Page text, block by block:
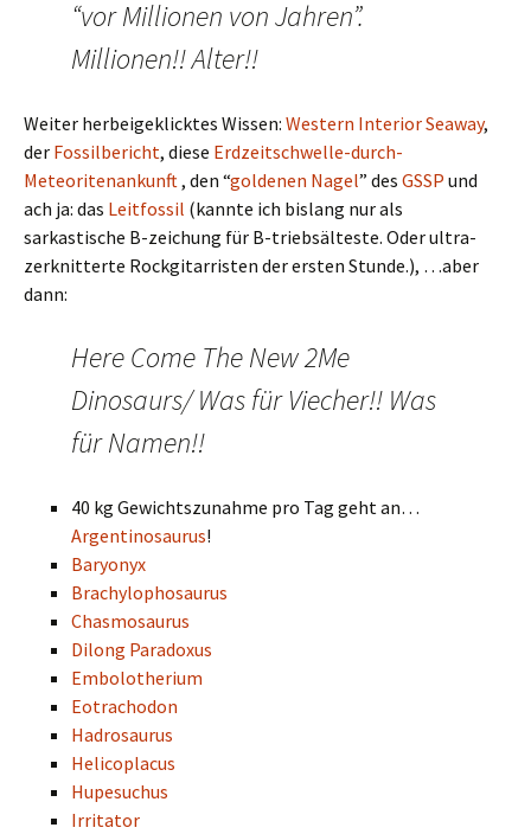
“vor Millionen von Jahren”.
Millionen!! Alter!!
Weiter herbeigeklicktes Wissen: Western Interior Seaway,
der Fossilbericht, diese Erdzeitschwelle-durch-
Meteoritenankunft , den “goldenen Nagel” des GSSP und
ach ja: das Leitfossil (kannte ich bislang nur als
sarkastische B-zeichung für B-triebsälteste. Oder ultra-
zerknitterte Rockgitarristen der ersten Stunde.), …aber
dann:
Here Come The New 2Me
Dinosaurs/ Was für Viecher!! Was
für Namen!!
40 kg Gewichtszunahme pro Tag geht an…
Argentinosaurus!
Baryonyx
Brachylophosaurus
Chasmosaurus
Dilong Paradoxus
Embolotherium
Eotrachodon
Hadrosaurus
Helicoplacus
Hupesuchus
Irritator